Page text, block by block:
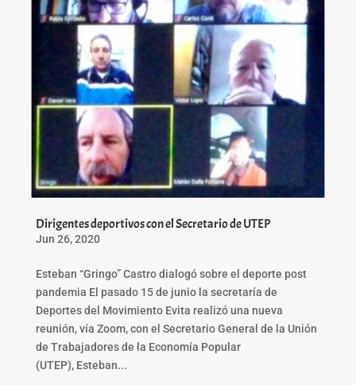
Dirigentes deportivos con el Secretario de UTEP
Jun 26, 2020
Esteban “Gringo” Castro dialogó sobre el deporte post
pandemia El pasado 15 de junio la secretaría de
Deportes del Movimiento Evita realizó una nueva
reunión, vía Zoom, con el Secretario General de la Unión
de Trabajadores de la Economía Popular
(UTEP), Esteban...